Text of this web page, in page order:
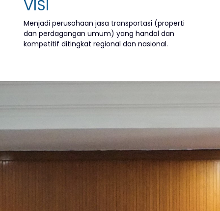
VISI
Menjadi perusahaan jasa transportasi (properti
dan perdagangan umum) yang handal dan
kompetitif ditingkat regional dan nasional.